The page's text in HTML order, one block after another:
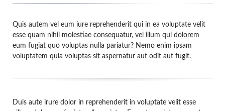
Quis autem vel eum iure reprehenderit qui in ea voluptate velit
esse quam nihil molestiae consequatur, vel illum qui dolorem
eum fugiat quo voluptas nulla pariatur? Nemo enim ipsam
voluptatem quia voluptas sit aspernatur aut odit aut fugit.
Duis aute irure dolor in reprehenderit in voluptate velit esse